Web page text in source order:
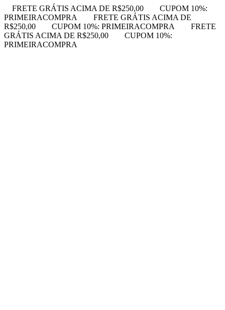
FRETE GRÁTIS ACIMA DE R$250,00
CUPOM 10%:
PRIMEIRACOMPRA
FRETE GRÁTIS ACIMA DE
R$250,00
CUPOM 10%: PRIMEIRACOMPRA
FRETE
GRÁTIS ACIMA DE R$250,00
CUPOM 10%:
PRIMEIRACOMPRA